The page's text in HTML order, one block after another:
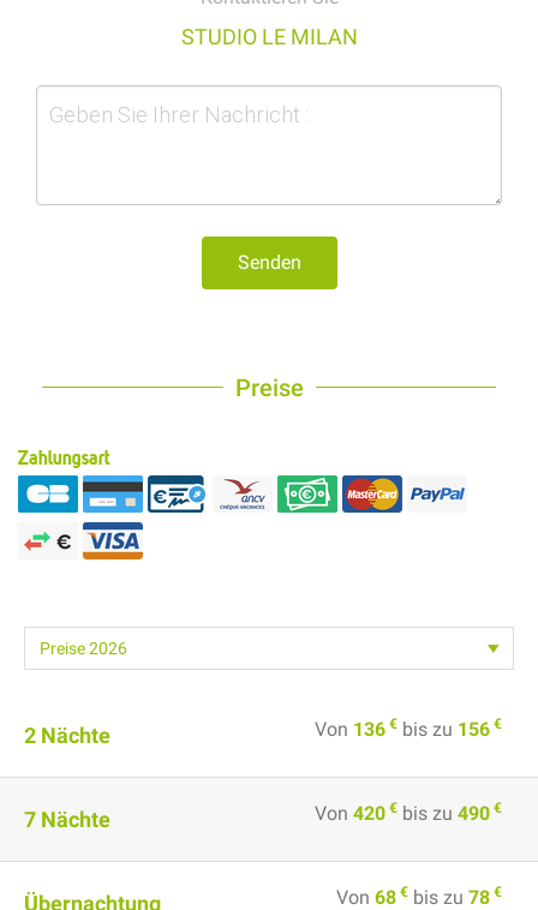
STUDIO LE MILAN
Senden
Preise
Zahlungsart
2 Nächte Von 136 € bis zu 156 €
7 Nächte Von 420 € bis zu 490 €
Übernachtung Von 68 € bis zu 78 €